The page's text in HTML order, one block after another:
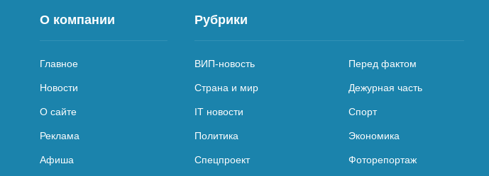
О компании
Главное
Новости
О сайте
Реклама
Афиша
Рубрики
ВИП-новость Перед фактом
Страна и мир Дежурная часть
IT новости Спорт
Политика Экономика
Спецпроект Фоторепортаж